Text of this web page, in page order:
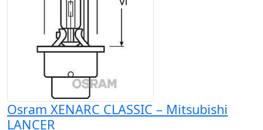
Osram XENARC CLASSIC – Mitsubishi
LANCER